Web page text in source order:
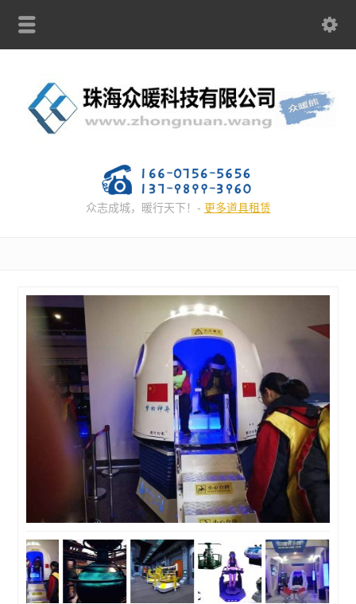
众志成城，暖行天下！- 更多道具租赁